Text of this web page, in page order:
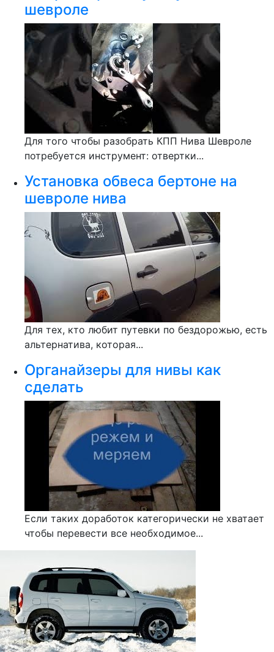
шевроле
Для того чтобы разобрать КПП Нива Шевроле
потребуется инструмент: отвертки...
Установка обвеса бертоне на
шевроле нива
Для тех, кто любит путевки по бездорожью, есть
альтернатива, которая...
Органайзеры для нивы как
сделать
Если таких доработок категорически не хватает
чтобы перевести все необходимое...